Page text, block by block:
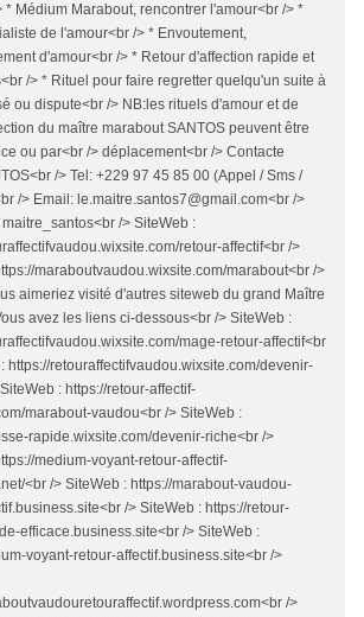
* Médium Marabout, rencontrer l'amour<br /> *
de l'amour<br /> * Envoutement,
d'amour<br /> * Retour d'affection rapide et
/> * Rituel pour faire regretter quelqu'un suite à
ou dispute<br /> NB:les rituels d'amour et de
du maître marabout SANTOS peuvent être
ou par<br /> déplacement<br /> Contacte
/> Tel: +229 97 45 85 00 (Appel / Sms /
/> Email: le.maitre.santos7@gmail.com<br />
maitre_santos<br /> SiteWeb :
retour-affectif<br />
maraboutvaudou.wixsite.com/marabout<br />
aimeriez visité d'autres siteweb du grand Maître
avez les liens ci-dessous<br /> SiteWeb :
mage-retour-affectif<br
https://retouraffectifvaudou.wixsite.com/devenir-
: https://retour-affectif-
marabout-vaudou<br /> SiteWeb :
rapide.wixsite.com/devenir-riche<br />
medium-voyant-retour-affectif-
<br /> SiteWeb : https://marabout-vaudou-
/> SiteWeb : https://retour-
efficace.business.site<br /> SiteWeb :
voyant-retour-affectif.business.site<br />
/>